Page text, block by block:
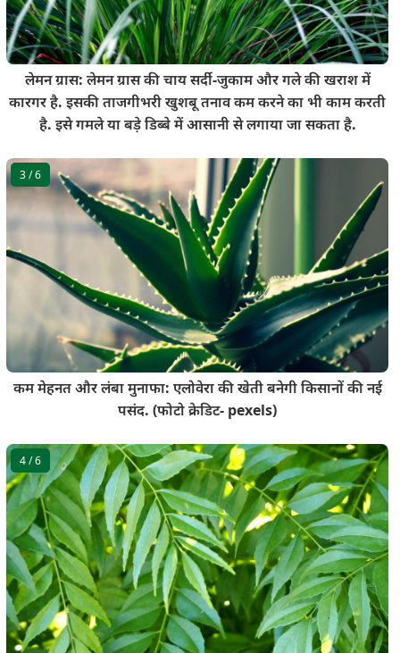
लेमन ग्रास: लेमन ग्रास की चाय सर्दी-जुकाम और गले की खराश में
कारगर है. इसकी ताजगीभरी खुशबू तनाव कम करने का भी काम करती
है. इसे गमले या बड़े डिब्बे में आसानी से लगाया जा सकता है.
3/ 6
कम मेहनत और लंबा मुनाफा: एलोवेरा की खेती बनेगी किसानों की नई
पसंद. (फोटो क्रेडिट- pexels)
4/ 6